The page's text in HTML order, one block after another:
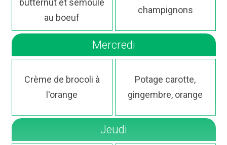
butternut et semoule
au boeuf
champignons
Mercredi
Crème de brocoli à
l'orange
Potage carotte,
gingembre, orange
Jeudi